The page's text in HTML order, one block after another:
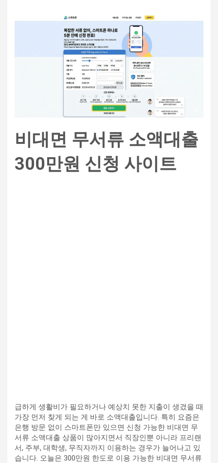
비대면 무서류 소액대출
300만원 신청 사이트
급하게 생활비가 필요하거나 예상치 못한 지출이 생겼을 때
가장 먼저 찾게 되는 게 바로 소액대출입니다. 특히 요즘은
은행 방문 없이 스마트폰만 있으면 신청 가능한 비대면 무
서류 소액대출 상품이 많아지면서 직장인뿐 아니라 프리랜
서, 주부, 대학생, 무직자까지 이용하는 경우가 늘어나고 있
습니다. 오늘은 300만원 한도로 이용 가능한 비대면 무서류